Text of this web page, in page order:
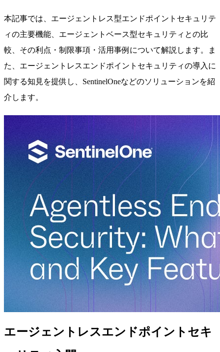
本記事では、エージェントレス型エンドポイントセキュリテ
ィの主要機能、エージェントベース型セキュリティとの比
較、その利点・制限事項・活用事例について解説します。ま
た、エージェントレスエンドポイントセキュリティの導入に
関する知見を提供し、SentinelOneなどのソリューションを紹
介します。
エージェントレスエンドポイントセキ